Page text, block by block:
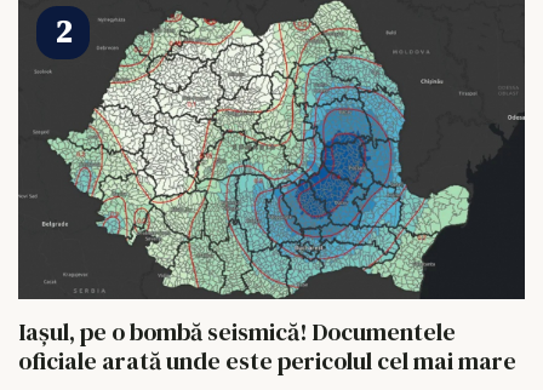
Iașul, pe o bombă seismică! Documentele
oficiale arată unde este pericolul cel mai mare